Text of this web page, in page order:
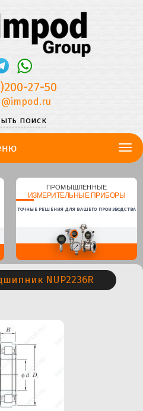
27-50
поиск
ПРОМЫШЛЕННЫЕ
ИЗМЕРИТЕЛЬНЫЕ ПРИБОРЫ
ТОЧНЫЕ РЕШЕНИЯ ДЛЯ ВАШЕГО ПРОИЗВОДСТВА
NUP2236R